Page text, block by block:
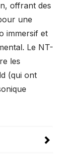
offrant des
une
immersif et
Le NT-
les
(qui ont